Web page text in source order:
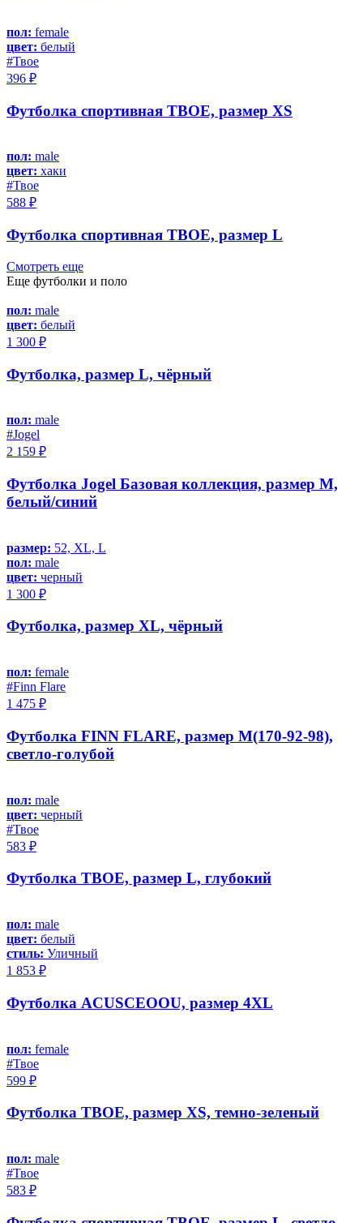
пол: female
цвет: белый
#Твое
396 ₽
Футболка спортивная ТВОЕ, размер XS
пол: male
цвет: хаки
#Твое
588 ₽
Футболка спортивная ТВОЕ, размер L
Смотреть еще
Еще футболки и поло
пол: male
цвет: белый
1 300 ₽
Футболка, размер L, чёрный
пол: male
#Jоgel
2 159 ₽
Футболка Jogel Базовая коллекция, размер M,
белый/синий
размер: 52, XL, L
пол: male
цвет: черный
1 300 ₽
Футболка, размер XL, чёрный
пол: female
#Finn Flare
1 475 ₽
Футболка FINN FLARE, размер M(170-92-98),
светло-голубой
пол: male
цвет: черный
#Твое
583 ₽
Футболка ТВОЕ, размер L, глубокий
пол: male
цвет: белый
стиль: Уличный
1 853 ₽
Футболка ACUSCEOOU, размер 4XL
пол: female
#Твое
599 ₽
Футболка ТВОЕ, размер XS, темно-зеленый
пол: male
#Твое
583 ₽